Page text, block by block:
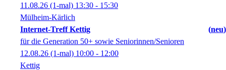
11.08.26 (1-mal) 13:30 - 15:30
Mülheim-Kärlich
Internet-Treff Kettig
neu
für die Generation 50+ sowie Seniorinnen/Senioren
12.08.26 (1-mal) 10:00 - 12:00
Kettig